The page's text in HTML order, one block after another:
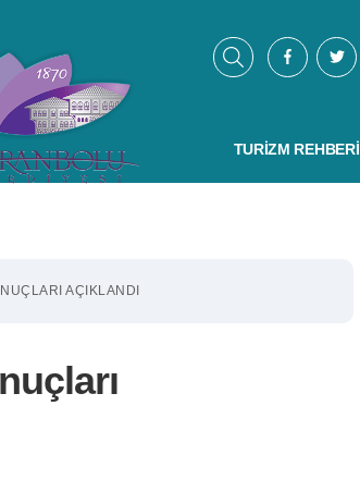
TURIZM REHBERI
AÇIKLANDI